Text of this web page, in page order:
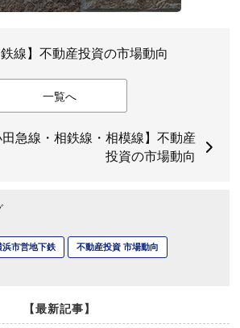
線】不動産投資の市場動向
一覧へ
急線・相鉄線・相模線】不動産
投資の市場動向
浜市営地下鉄 不動産投資 市場動向
【最新記事】